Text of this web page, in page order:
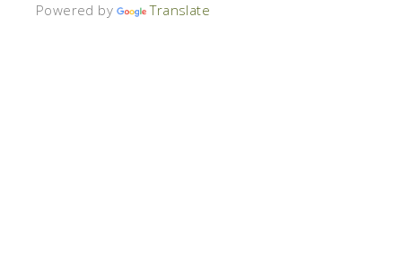
Powered by Translate